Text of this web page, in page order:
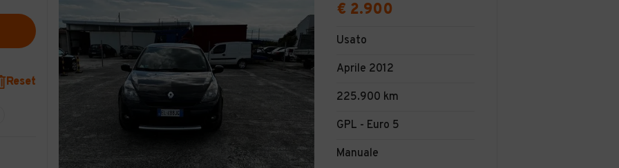
Reset
€ 2.900
Usato
Aprile 2012
225.900 km
GPL - Euro 5
Manuale